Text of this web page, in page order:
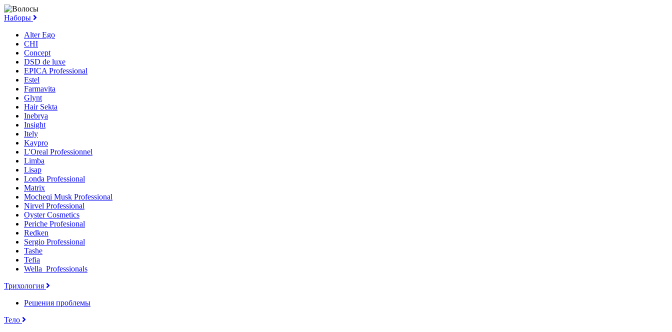
Наборы
Alter Ego
CHI
Concept
DSD de luxe
EPICA Professional
Estel
Farmavita
Glynt
Hair Sekta
Inebrya
Insight
Itely
Kaypro
L'Oreal Professionnel
Limba
Lisap
Londa Professional
Matrix
Mocheqi Musk Professional
Nirvel Professional
Oyster Cosmetics
Periche Profesional
Redken
Sergio Professional
Tashe
Tefia
Wella_Professionals
Трихология
Решения проблемы
Тело